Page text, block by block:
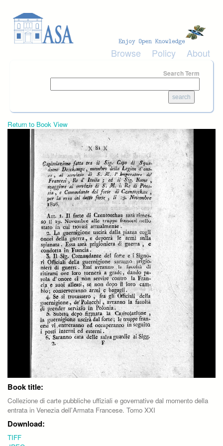
Browse Policy About
Search Term
Return to Book View
Book title:
Collezione di carte pubbliche uffiziali e governative dal momento della
entrata in Venezia dell'Armata Francese. Tomo XXI
Download:
TIFF